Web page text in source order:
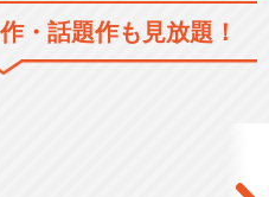
「北斗の拳 拳王軍
コたちの…
・話題作も見放題！